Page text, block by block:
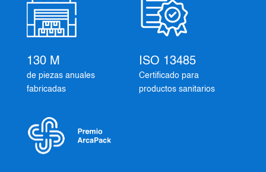
130 M
de piezas anuales
fabricadas
ISO 13485
Certificado para
productos sanitarios